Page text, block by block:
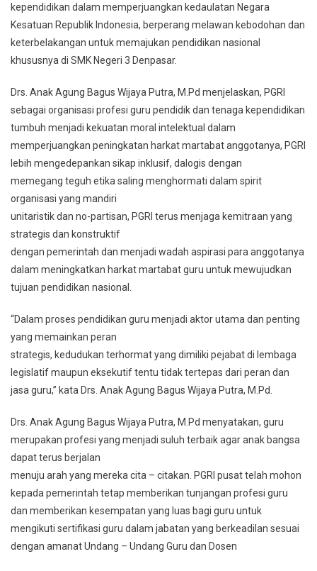
kependidikan dalam memperjuangkan kedaulatan Negara
Kesatuan Republik Indonesia, berperang melawan kebodohan dan
keterbelakangan untuk memajukan pendidikan nasional
khususnya di SMK Negeri 3 Denpasar.
Drs. Anak Agung Bagus Wijaya Putra, M.Pd menjelaskan, PGRI
sebagai organisasi profesi guru pendidik dan tenaga kependidikan
tumbuh menjadi kekuatan moral intelektual dalam
memperjuangkan peningkatan harkat martabat anggotanya, PGRI
lebih mengedepankan sikap inklusif, dalogis dengan
memegang teguh etika saling menghormati dalam spirit
organisasi yang mandiri
unitaristik dan no-partisan, PGRI terus menjaga kemitraan yang
strategis dan konstruktif
dengan pemerintah dan menjadi wadah aspirasi para anggotanya
dalam meningkatkan harkat martabat guru untuk mewujudkan
tujuan pendidikan nasional.
“Dalam proses pendidikan guru menjadi aktor utama dan penting
yang memainkan peran
strategis, kedudukan terhormat yang dimiliki pejabat di lembaga
legislatif maupun eksekutif tentu tidak tertepas dari peran dan
jasa guru,” kata Drs. Anak Agung Bagus Wijaya Putra, M.Pd.
Drs. Anak Agung Bagus Wijaya Putra, M.Pd menyatakan, guru
merupakan profesi yang menjadi suluh terbaik agar anak bangsa
dapat terus berjalan
menuju arah yang mereka cita – citakan. PGRI pusat telah mohon
kepada pemerintah tetap memberikan tunjangan profesi guru
dan memberikan kesempatan yang luas bagi guru untuk
mengikuti sertifikasi guru dalam jabatan yang berkeadilan sesuai
dengan amanat Undang – Undang Guru dan Dosen